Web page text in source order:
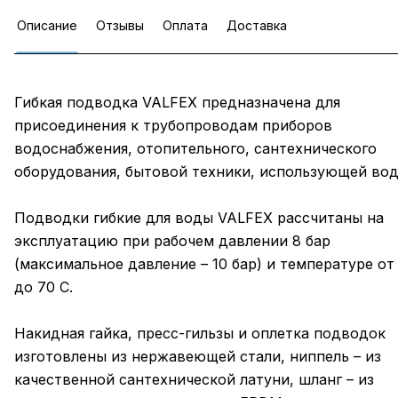
Описание Отзывы Оплата Доставка
Гибкая подводка VALFEX предназначена для
присоединения к трубопроводам приборов
водоснабжения, отопительного, сантехнического
оборудования, бытовой техники, использующей
Подводки гибкие для воды VALFEX рассчитаны на
эксплуатацию при рабочем давлении 8 бар
(максимальное давление – 10 бар) и температуре от
до 70 C.
Накидная гайка, пресс-гильзы и оплетка подводок
изготовлены из нержавеющей стали, ниппель – из
качественной сантехнической латуни, шланг – из